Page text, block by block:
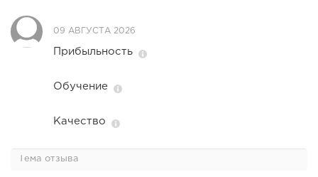
09 АВГУСТА 2026
Прибыльность
Обучение
Качество